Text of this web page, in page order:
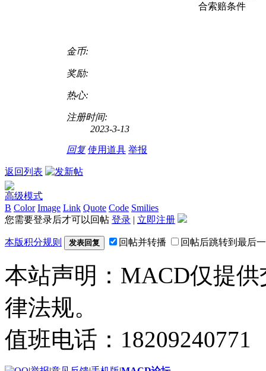
合索赔条件
金币:
奖励:
热心:
注册时间:
2023-3-13
回复 使用道具 举报
返回列表
高级模式
B Color Image Link Quote Code Smilies
您需要登录后才可以回帖 登录 | 立即注册
本版积分规则 发表回复 回帖并转播 回帖后跳转到最后
本站声明：MACD仅提
律法规。
值班电话：